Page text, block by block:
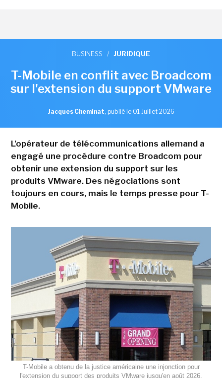
BUSINESS / JURIDIQUE
T-Mobile en conflit avec Broadcom
sur l'extension du support VMware
Jacques Cheminat, publié le 01 Juillet 2026
L'opérateur de télécommunications allemand a
engagé une procédure contre Broadcom pour
obtenir une extension du support sur les
produits VMware. Des négociations sont
toujours en cours, mais le temps presse pour T-
Mobile.
T-Mobile a obtenu de la justice américaine une injonction pour
l'extension du support des produits VMware jusqu'en août 2026.